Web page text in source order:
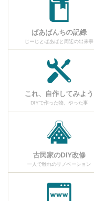
ばあばんちの記録
じーじとばあばと周辺の出来事
これ、自作してみよう
DIYで作った物、やった事
古民家のDIY改修
一人で離れのリノベーション